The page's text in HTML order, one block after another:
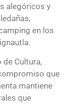
alegóricos y
en los
de Cultura,
que
mantiene
que